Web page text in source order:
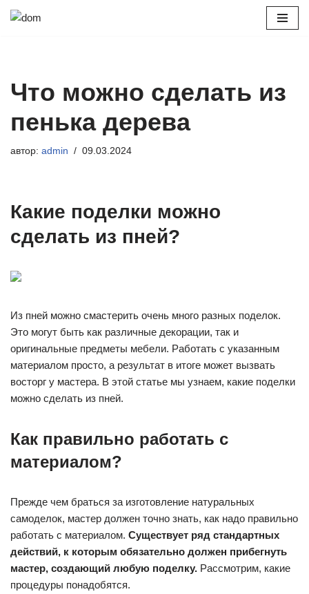
Что можно сделать из
пенька дерева
автор: admin 09.03.2024
Какие поделки можно
сделать из пней?
Из пней можно смастерить очень много разных поделок.
Это могут быть как различные декорации, так и
оригинальные предметы мебели. Работать с указанным
материалом просто, а результат в итоге может вызвать
восторг у мастера. В этой статье мы узнаем, какие поделки
можно сделать из пней.
Как правильно работать с
материалом?
Прежде чем браться за изготовление натуральных
самоделок, мастер должен точно знать, как надо правильно
работать с материалом. Существует ряд стандартных
действий, к которым обязательно должен прибегнуть
мастер, создающий любую поделку. Рассмотрим, какие
процедуры понадобятся.